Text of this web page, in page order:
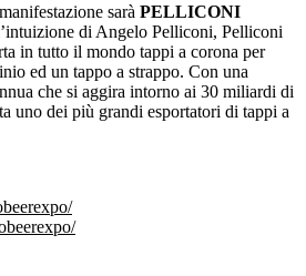
sarà PELLICONI
di Angelo Pelliconi, Pelliconi
in tutto il mondo tappi a corona per
ed un tappo a strappo. Con una
che si aggira intorno ai 30 miliardi di
uno dei più grandi esportatori di tappi a